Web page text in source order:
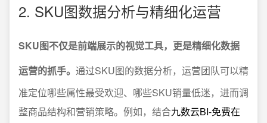
2. SKU图数据分析与精细化运营
SKU图不仅是前端展示的视觉工具，更是精细化数据
运营的抓手。 通过SKU图的数据分析，运营团队可以精
准定位哪些属性最受欢迎、哪些SKU销量低迷，进而调
整商品结构和营销策略。例如，结合九数云BI-免费在